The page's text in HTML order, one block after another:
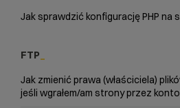
Jak sprawdzić konfigurację PHP na
FTP
Jak zmienić prawa (właściciela)
jeśli wgrałem/am strony przez